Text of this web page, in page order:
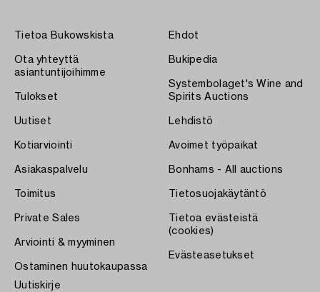
Tietoa Bukowskista
Ota yhteyttä
asiantuntijoihimme
Tulokset
Uutiset
Kotiarviointi
Asiakaspalvelu
Toimitus
Private Sales
Arviointi & myyminen
Ostaminen huutokaupassa
Ehdot
Bukipedia
Systembolaget's Wine and
Spirits Auctions
Lehdistö
Avoimet työpaikat
Bonhams - All auctions
Tietosuojakäytäntö
Tietoa evästeistä
(cookies)
Evästeasetukset
Uutiskirje